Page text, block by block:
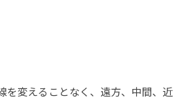
を変えることなく、遠方、中間、近